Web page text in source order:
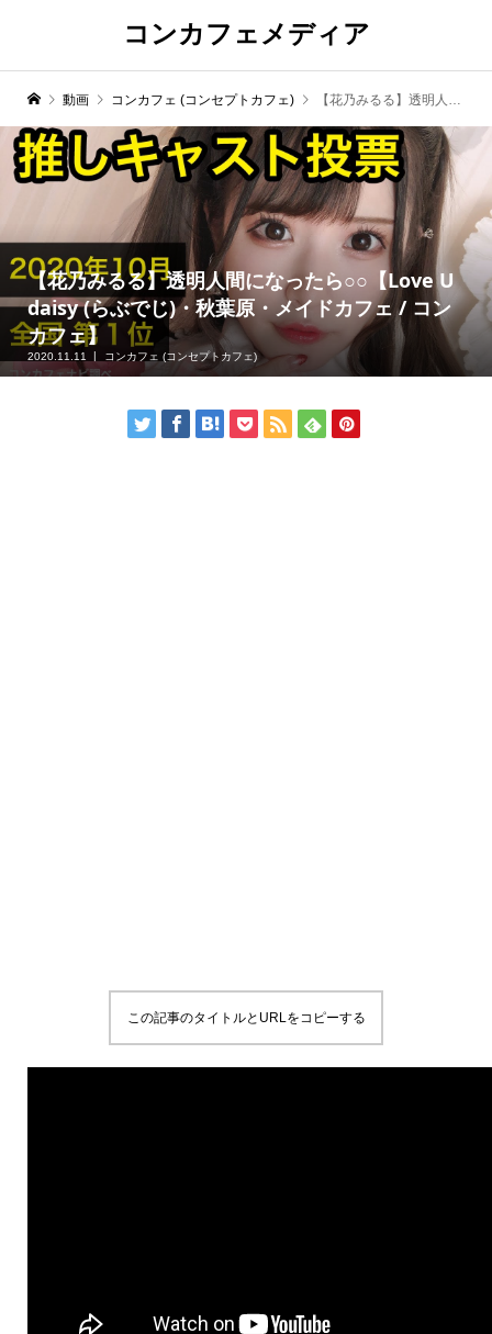
コンカフェメディア
動画 コンカフェ (コンセプトカフェ) 【花乃みるる】透明人間になったら○○【Love U daisy (らぶでじ)・秋葉原・メイドカフェ / コンカフェ】
【花乃みるる】透明人間になったら○○【Love U
daisy (らぶでじ)・秋葉原・メイドカフェ / コン
カフェ】
2020.11.11 コンカフェ (コンセプトカフェ)
この記事のタイトルとURLをコピーする